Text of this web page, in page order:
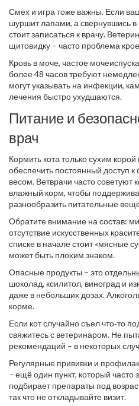
Смех и игра тоже важны. Если
шуршит лапами, а свернувшись в
стоит записаться к врачу.
щитовидку – часто проблема
Кровь в моче, частое
более 48 часов требуют
могут указывать на инфекции,
лечения быстро ухудшаются.
Питание и
врач
Кормить кота только сухим
обеспечить постоянный доступ к
весом. Ветврачи часто советуют
влажный корм, чтобы
разнообразить питательные
Обратите внимание на состав:
отсутствие искусственных
списке в начале стоит «мясные
может быть плохим знаком.
Опасные продукты – это
шоколад, ксилитол, виноград и
даже в небольших дозах.
корме.
Если кот случайно съел что‑то
свяжитесь с ветеринаром. Не
рекомендаций – в некоторых
Регулярные прививки и
– ещё один пункт, который
подбирает препараты под
так что не откладывайте визит.